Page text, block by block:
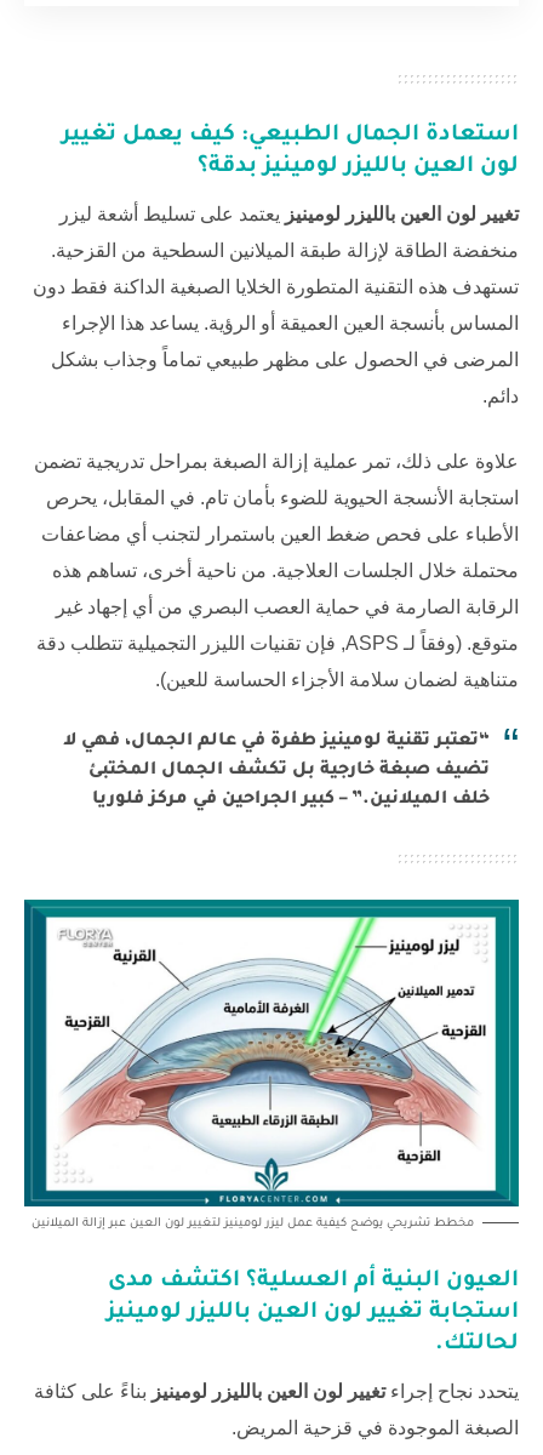
استعادة الجمال الطبيعي: كيف يعمل تغيير
لون العين بالليزر لومينيزبدقة؟
تغيير لون العين بالليزر لومينيز يعتمد على تسليط أشعة ليزر
منخفضة الطاقة لإزالة طبقة الميلانين السطحية من القزحية.
تستهدف هذه التقنية المتطورة الخلايا الصبغية الداكنة فقط دون
المساس بأنسجة العين العميقة أو الرؤية. يساعد هذا الإجراء
المرضى في الحصول على مظهر طبيعي تماماً وجذاب بشكل
دائم.
علاوة على ذلك، تمر عملية إزالة الصبغة بمراحل تدريجية تضمن
استجابة الأنسجة الحيوية للضوء بأمان تام. في المقابل، يحرص
الأطباء على فحص ضغط العين باستمرار لتجنب أي مضاعفات
محتملة خلال الجلسات العلاجية. من ناحية أخرى، تساهم هذه
الرقابة الصارمة في حماية العصب البصري من أي إجهاد غير
متوقع. (وفقاً لـ ASPS, فإن تقنيات الليزر التجميلية تتطلب دقة
متناهية لضمان سلامة الأجزاء الحساسة للعين).
“تعتبر تقنية لومينيز طفرة في عالم الجمال، فهي لا
تضيف صبغة خارجية بل تكشف الجمال المختبئ
خلف الميلانين.” – كبير الجراحين في مركز فلوريا
مخطط تشريحي يوضح كيفية عمل ليزر لومينيز لتغيير لون العين عبر إزالة الميلانين
العيون البنية أم العسلية؟ اكتشف مدى
استجابة تغيير لون العين بالليزر لومينيز
لحالتك.
يتحدد نجاح إجراءتغيير لون العين بالليزر لومينيز بناءً على كثافة
الصبغة الموجودة في قزحية المريض.